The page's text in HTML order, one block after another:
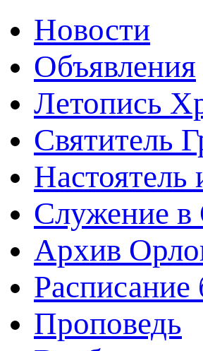
Новости
Объявления
Летопись
Святитель
Настоятель
Служение в
Архив
Проповедь